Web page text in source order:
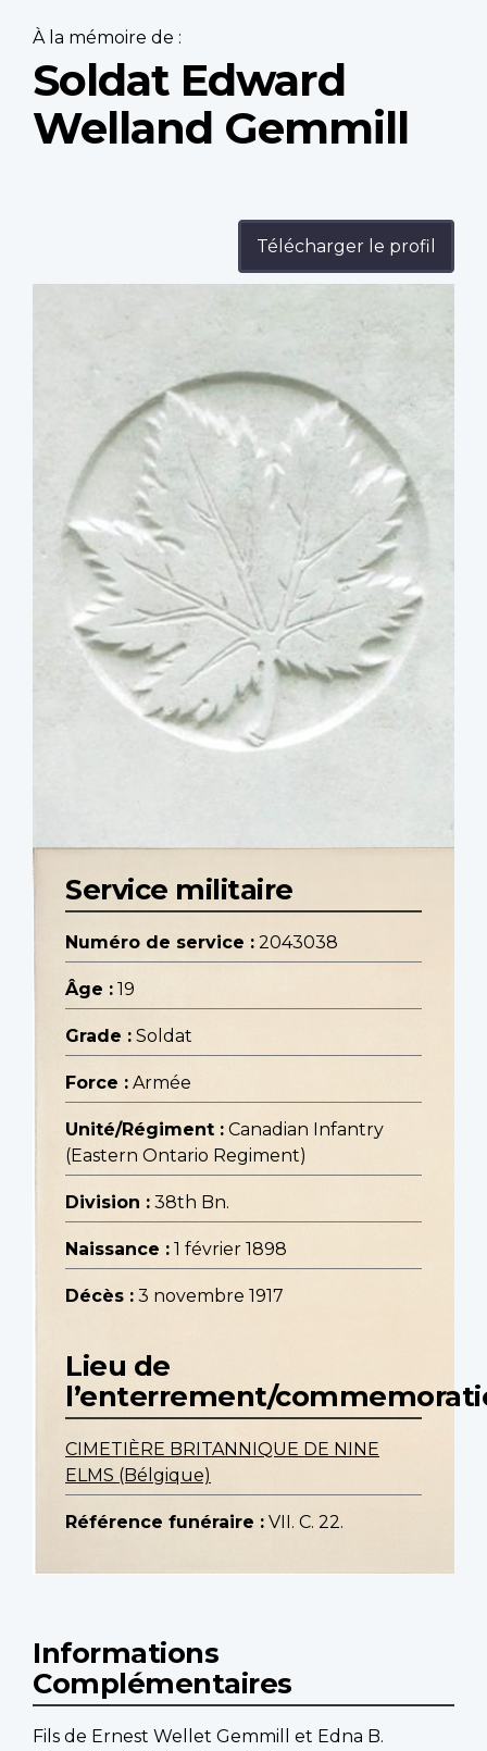
À la mémoire de :
Soldat Edward
Welland Gemmill
Télécharger le profil
Service militaire
Numéro de service : 2043038
Âge : 19
Grade : Soldat
Force : Armée
Unité/Régiment : Canadian Infantry
(Eastern Ontario Regiment)
Division : 38th Bn.
Naissance : 1 février 1898
Décès : 3 novembre 1917
Lieu de
l’enterrement/
CIMETIÈRE BRITANNIQUE DE NINE
ELMS (Bélgique)
Référence funéraire : VII. C. 22.
Informations
Complémentaires
Fils de Ernest Wellet Gemmill et Edna B.